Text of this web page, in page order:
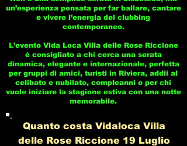
un’esperienza pensata per far ballare, cantare
e vivere l’energia del clubbing
contemporaneo.
L’evento Vida Loca Villa delle Rose Riccione
è consigliato a chi cerca una serata
dinamica, elegante e internazionale, perfetta
per gruppi di amici, turisti in Riviera, addii al
celibato e nubilato, compleanni o per chi
vuole iniziare la stagione estiva con una notte
memorabile.
Quanto costa Vidaloca Villa
delle Rose Riccione 19 Luglio